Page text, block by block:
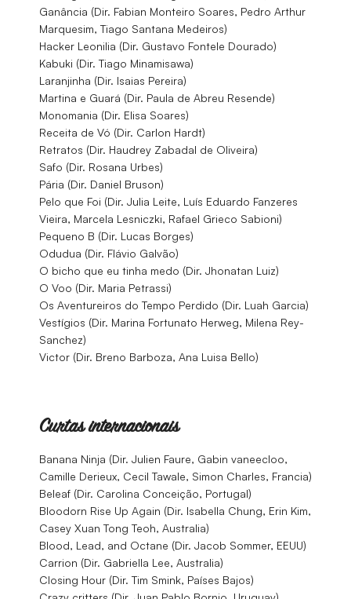
Ganância (Dir. Fabian Monteiro Soares, Pedro Arthur
Marquesim, Tiago Santana Medeiros)
Hacker Leonilia (Dir. Gustavo Fontele Dourado)
Kabuki (Dir. Tiago Minamisawa)
Laranjinha (Dir. Isaias Pereira)
Martina e Guará (Dir. Paula de Abreu Resende)
Monomania (Dir. Elisa Soares)
Receita de Vó (Dir. Carlon Hardt)
Retratos (Dir. Haudrey Zabadal de Oliveira)
Safo (Dir. Rosana Urbes)
Pária (Dir. Daniel Bruson)
Pelo que Foi (Dir. Julia Leite, Luís Eduardo Fanzeres
Vieira, Marcela Lesniczki, Rafael Grieco Sabioni)
Pequeno B (Dir. Lucas Borges)
Odudua (Dir. Flávio Galvão)
O bicho que eu tinha medo (Dir. Jhonatan Luiz)
O Voo (Dir. Maria Petrassi)
Os Aventureiros do Tempo Perdido (Dir. Luah Garcia)
Vestígios (Dir. Marina Fortunato Herweg, Milena Rey-
Sanchez)
Victor (Dir. Breno Barboza, Ana Luisa Bello)
Curtas internacionais
Banana Ninja (Dir. Julien Faure, Gabin vaneecloo,
Camille Derieux, Cecil Tawale, Simon Charles, Francia)
Beleaf (Dir. Carolina Conceição, Portugal)
Bloodorn Rise Up Again (Dir. Isabella Chung, Erin Kim,
Casey Xuan Tong Teoh, Australia)
Blood, Lead, and Octane (Dir. Jacob Sommer, EEUU)
Carrion (Dir. Gabriella Lee, Australia)
Closing Hour (Dir. Tim Smink, Países Bajos)